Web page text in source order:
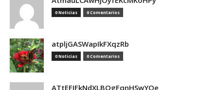
0 Noticias 0 Comentarios
atpljGASWapIkFXqzRb
0 Noticias 0 Comentarios
ATtEFJFkNdXLBOgFqnHSwYQe